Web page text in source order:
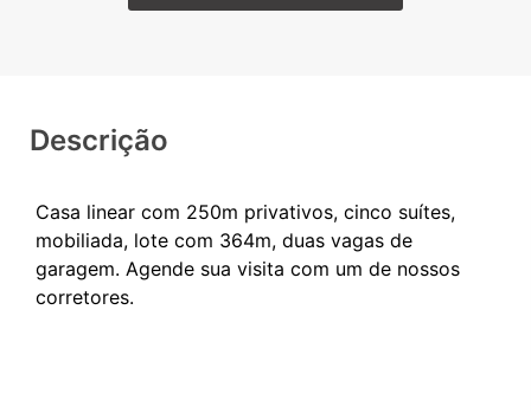
Descrição
Casa linear com 250m privativos, cinco suítes,
mobiliada, lote com 364m, duas vagas de
garagem. Agende sua visita com um de nossos